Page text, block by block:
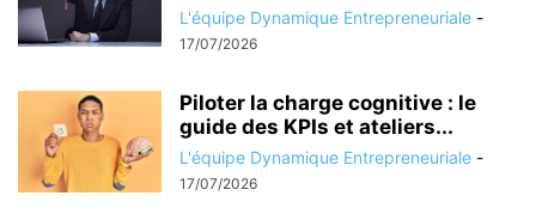
L'équipe Dynamique Entrepreneuriale -
17/07/2026
Piloter la charge cognitive : le
guide des KPIs et ateliers...
L'équipe Dynamique Entrepreneuriale -
17/07/2026